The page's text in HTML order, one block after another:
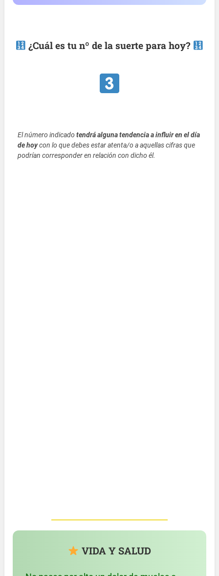
¿Cuál es tu nº de la suerte para hoy?
El número indicadotendrá alguna tendencia a influir en el día
de hoycon lo que debes estar atenta/o a aquellas cifras que
podrían corresponder en relación con dicho él.
VIDA Y SALUD